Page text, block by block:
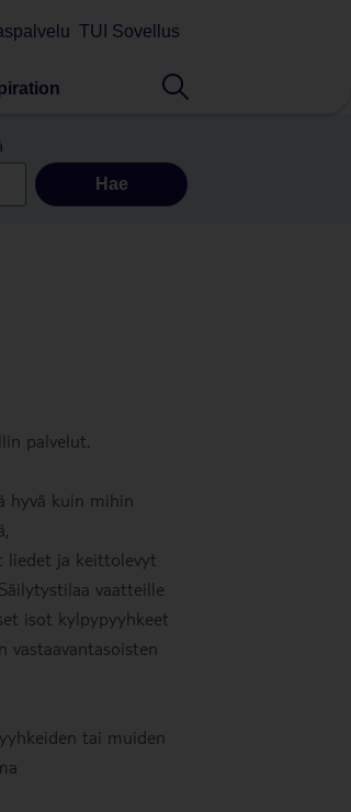
TUI Sovellus
Hae
palvelut.
hyvä kuin mihin
liedet ja keittolevyt
vaatteille
isot kylpypyyhkeet
tai muiden